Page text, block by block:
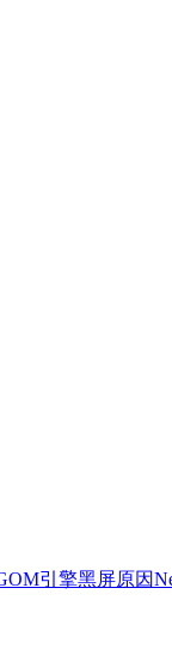
引擎黑屏原因